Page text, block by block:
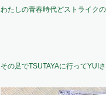
わたしの青春時代どストライク
その足でTSUTAYAに行ってYUI